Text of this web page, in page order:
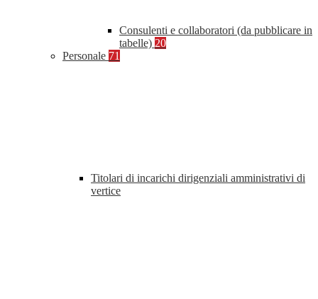
Consulenti e collaboratori (da pubblicare in
tabelle) 20
Personale 71
Titolari di incarichi dirigenziali amministrativi di
vertice